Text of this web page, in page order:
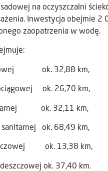
na oczyszczalni
Inwestycja obejmie
zaopatrzenia w wodę.
ok. 32,88 km,
ok. 26,70 km,
ok. 32,11 km,
sanitarnej ok. 68,49 km,
ok. 13,38 km,
ok. 37,40 km.